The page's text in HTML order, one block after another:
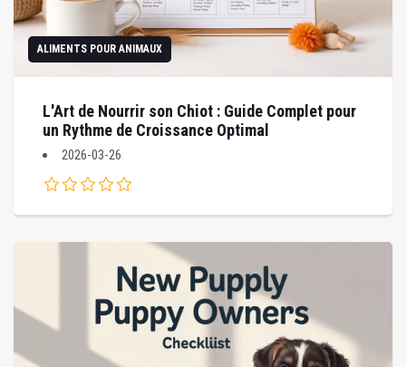
ALIMENTS POUR ANIMAUX
L'Art de Nourrir son Chiot : Guide Complet pour
un Rythme de Croissance Optimal
2026-03-26